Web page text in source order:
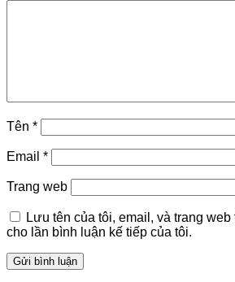
Tên *
Email *
Trang web
Lưu tên của tôi, email, và trang
cho lần bình luận kế tiếp của tôi.